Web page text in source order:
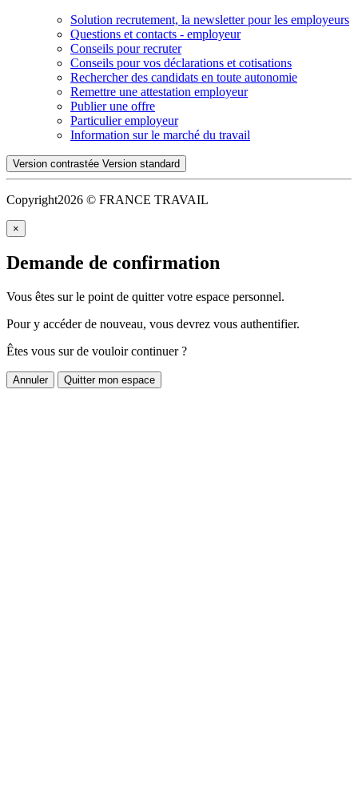
Solution recrutement, la newsletter pour les employeurs
Questions et contacts - employeur
Conseils pour recruter
Conseils pour vos déclarations et cotisations
Rechercher des candidats en toute autonomie
Remettre une attestation employeur
Publier une offre
Particulier employeur
Information sur le marché du travail
Version contrastée Version standard
Copyright2026 © FRANCE TRAVAIL
×
Demande de confirmation
Vous êtes sur le point de quitter votre espace personnel.
Pour y accéder de nouveau, vous devrez vous authentifier.
Êtes vous sur de vouloir continuer ?
Annuler Quitter mon espace